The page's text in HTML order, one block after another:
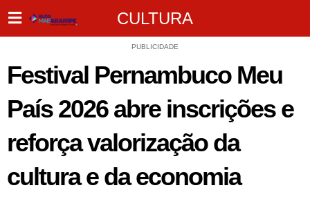
CULTURA
PUBLICIDADE
Festival Pernambuco Meu
País 2026 abre inscrições e
reforça valorização da
cultura e da economia